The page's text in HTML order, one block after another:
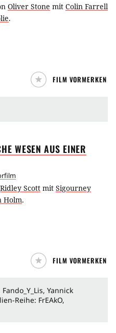
Oliver Stone mit Colin Farrell
.
FILM VORMERKEN
WESEN AUS EINER
Ridley Scott mit Sigourney
Holm.
FILM VORMERKEN
Yannick
Reihe: FrEAkO,